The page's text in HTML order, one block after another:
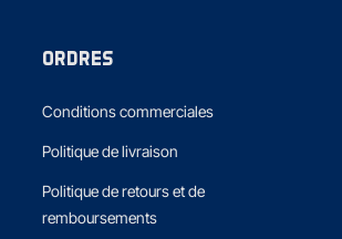
ORDRES
Conditions commerciales
Politique de livraison
Politique de retours et de
remboursements